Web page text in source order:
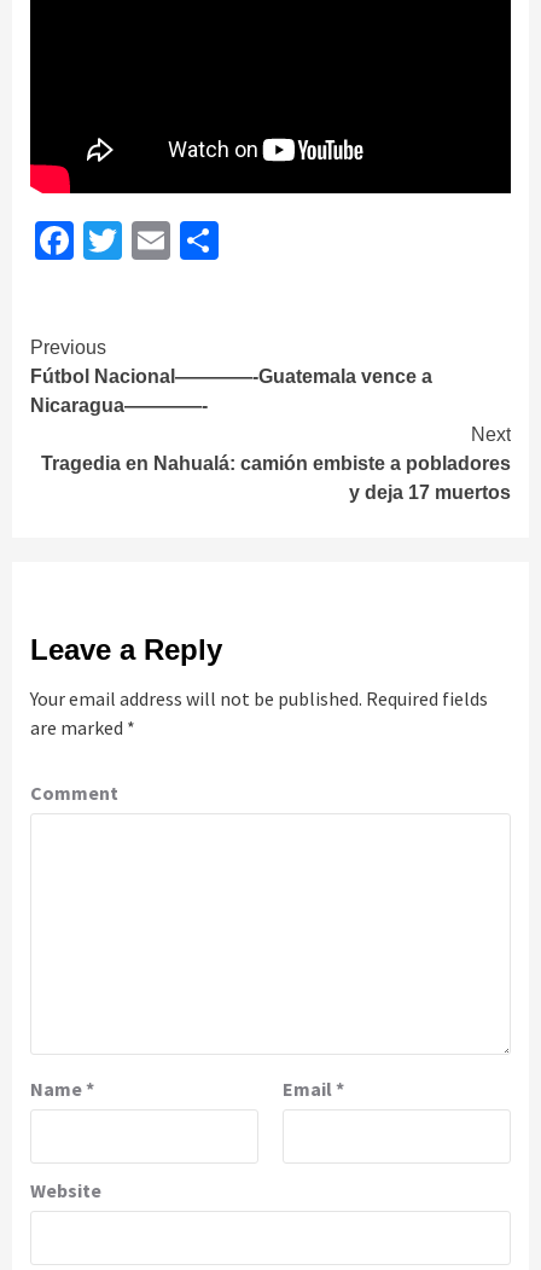
Facebook
Twitter
Email
Continue
Reading
Previous
Fútbol Nacional————-Guatemala vence a
Nicaragua————-
Next
Tragedia en Nahualá: camión embiste a pobladores
y deja 17 muertos
Leave a Reply
Your email address will not be published. Required fields
are marked *
Comment
Name* Email *
Website